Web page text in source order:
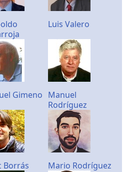
Luis Valero
Gimeno Manuel
Rodríguez
Borrás Mario Rodríguez